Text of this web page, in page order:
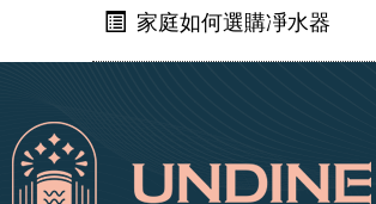
家庭如何選購凈水器